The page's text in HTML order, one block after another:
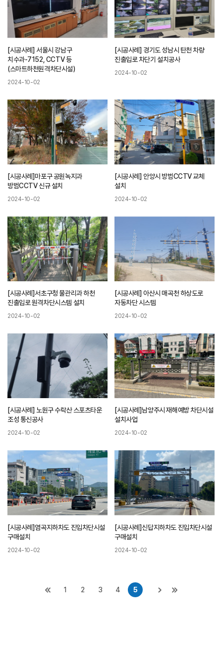
[시공사례] 서울시 강남구
치수과-7152, CCTV 등
(스마트하천원격차단시설)
2024-10-02
[시공사례] 경기도 성남시 탄천 차량
진출입로 차단기 설치공사
2024-10-02
[시공사례]마포구 공원녹지과
방범CCTV 신규 설치
2024-10-02
[시공사례] 안양시 방범CCTV 교체
설치
2024-10-02
[시공사례]서초구청 물관리과 하천
진출입로 원격차단시스템 설치
2024-10-02
[시공사례] 아산시 매곡천 하상도로
자동차단 시스템
2024-10-02
[시공사례] 노원구 수락산 스포츠타운
조성 통신공사
2024-10-02
[시공사례]남양주시 재해예방 차단시설
설치사업
2024-10-02
[시공사례]염곡지하차도 진입차단시설
구매설치
2024-10-02
[시공사례]신답지하차도 진입차단시설
구매설치
2024-10-02
1 2 3 4 5